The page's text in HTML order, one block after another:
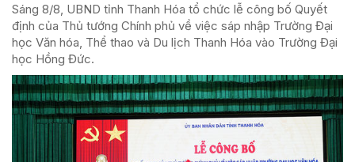
Sáng 8/8, UBND tỉnh Thanh Hóa tổ chức lễ công bố Quyết
định của Thủ tướng Chính phủ về việc sáp nhập Trường Đại
học Văn hóa, Thể thao và Du lịch Thanh Hóa vào Trường Đại
học Hồng Đức.